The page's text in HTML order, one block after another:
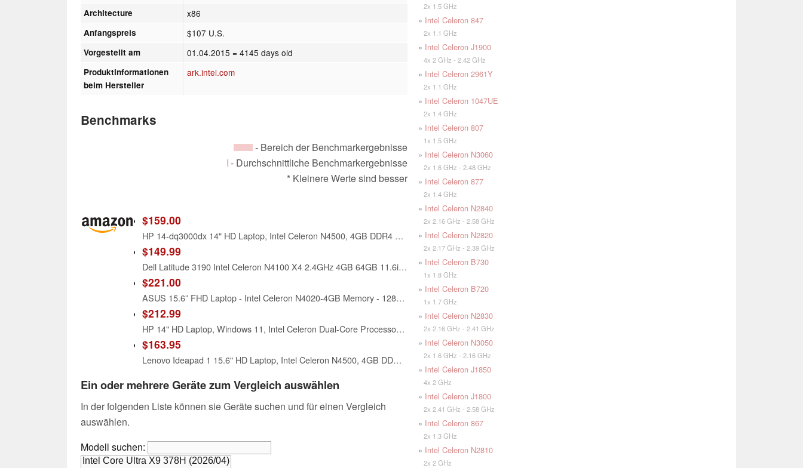
Architecture x86
Anfangspreis $107 U.S.
Vorgestellt am 01.04.2015 = 4145 days old
Produktinformationen
beim Hersteller
ark.intel.com
Benchmarks
- Bereich der Benchmarkergebnisse
- Durchschnittliche Benchmarkergebnisse
* Kleinere Werte sind besser
$159.00
HP 14-dq3000dx 14" HD Laptop, Intel Celeron N4500, 4GB DDR4 RAM, 64GB eMMC, Intel UHD Graphics, Windows 11 Home, Wi-Fi 6, Snowflake White
$149.99
Dell Latitude 3190 Intel Celeron N4100 X4 2.4GHz 4GB 64GB 11.6in Windows 11 Pro, Black (Renewed)
$221.00
ASUS 15.6” FHD Laptop - Intel Celeron N4020-4GB Memory - 128GB Storage - Windows 11 Home in S Mode - Star Black - L510MA-TH04
$212.99
HP 14" HD Laptop, Windows 11, Intel Celeron Dual-Core Processor Up to 2.60GHz, 4GB RAM, 64GB SSD, Webcam, Dale Blue (Renewed)
$163.95
Lenovo Ideapad 1 15.6" HD Laptop, Intel Celeron N4500, 4GB DDR4, 128GB eMMC, W11HS, One-Year Microsoft Office 365, Abyss Blue, 82LX00D3US
Ein oder mehrere Geräte zum Vergleich auswählen
In der folgenden Liste können sie Geräte suchen und für einen Vergleich
auswählen.
Modell suchen:
2x 1.5 GHz
» Intel Celeron 847
2x 1.1 GHz
» Intel Celeron J1900
4x 2 GHz - 2.42 GHz
» Intel Celeron 2961Y
2x 1.1 GHz
» Intel Celeron 1047UE
2x 1.4 GHz
» Intel Celeron 807
1x 1.5 GHz
» Intel Celeron N3060
2x 1.6 GHz - 2.48 GHz
» Intel Celeron 877
2x 1.4 GHz
» Intel Celeron N2840
2x 2.16 GHz - 2.58 GHz
» Intel Celeron N2820
2x 2.17 GHz - 2.39 GHz
» Intel Celeron B730
1x 1.8 GHz
» Intel Celeron B720
1x 1.7 GHz
» Intel Celeron N2830
2x 2.16 GHz - 2.41 GHz
» Intel Celeron N3050
2x 1.6 GHz - 2.16 GHz
» Intel Celeron J1850
4x 2 GHz
» Intel Celeron J1800
2x 2.41 GHz - 2.58 GHz
» Intel Celeron 867
2x 1.3 GHz
» Intel Celeron N2810
2x 2 GHz